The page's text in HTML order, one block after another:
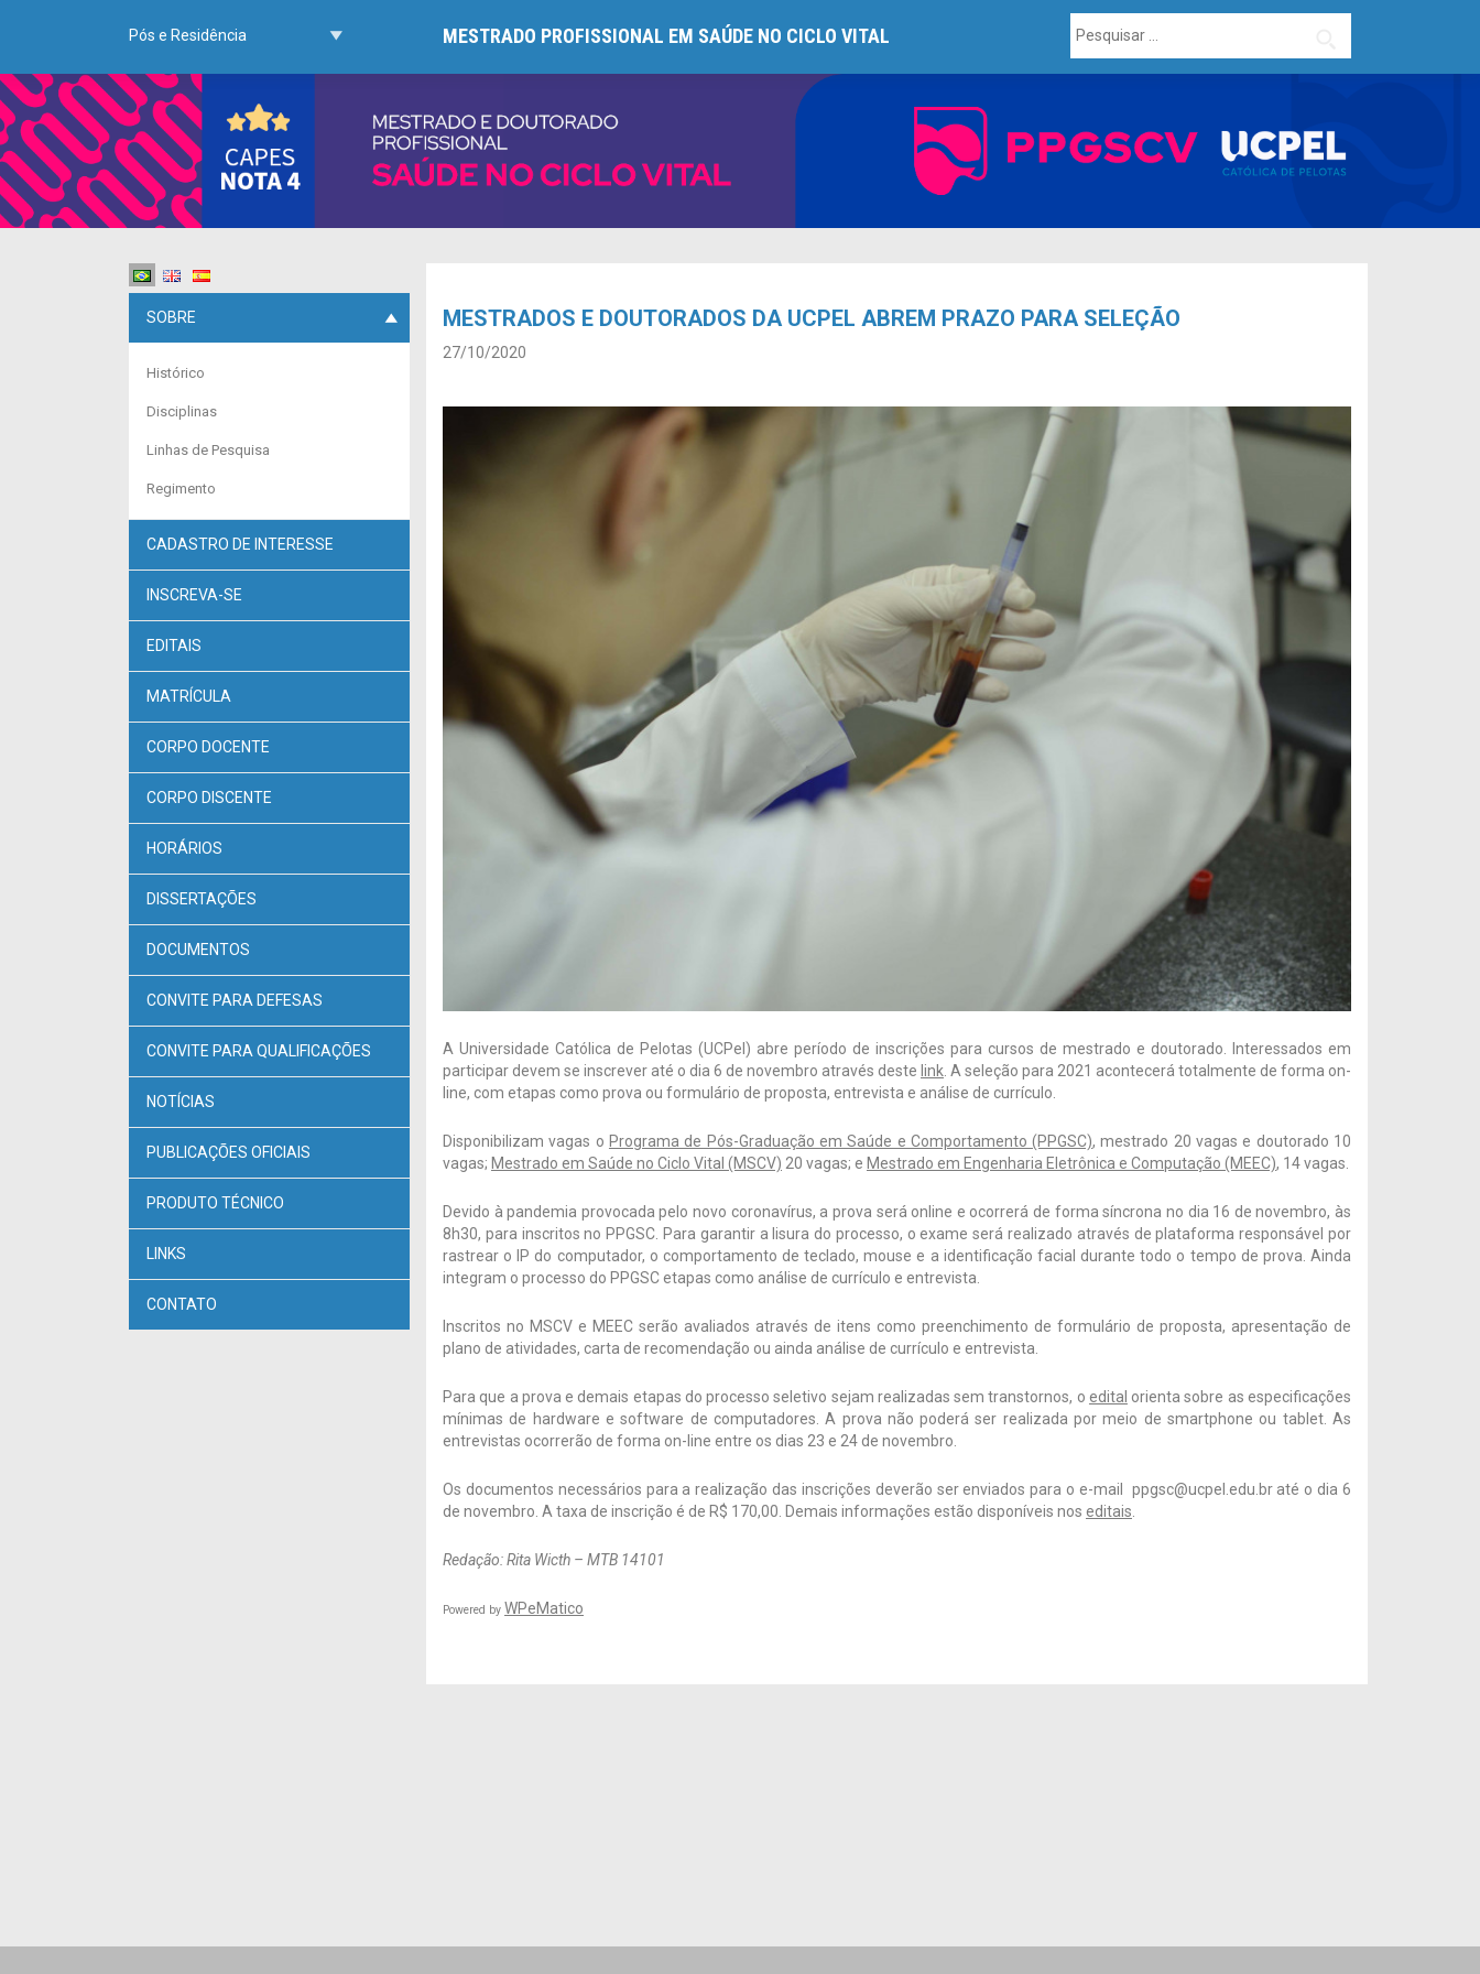
Pós e Residência MESTRADO PROFISSIONAL EM SAÚDE NO CICLO VITAL
por:
SOBRE
Histórico
Disciplinas
Linhas de Pesquisa
Regimento
CADASTRO DE INTERESSE
INSCREVA-SE
EDITAIS
MATRÍCULA
CORPO DOCENTE
CORPO DISCENTE
HORÁRIOS
DISSERTAÇÕES
DOCUMENTOS
CONVITE PARA DEFESAS
CONVITE PARA QUALIFICAÇÕES
NOTÍCIAS
PUBLICAÇÕES OFICIAIS
PRODUTO TÉCNICO
LINKS
CONTATO
MESTRADOS E DOUTORADOS DA UCPEL ABREM PRAZO PARA SELEÇÃO
27/10/2020
A Universidade Católica de Pelotas (UCPel) abre período de inscrições para cursos de mestrado e doutorado. Interessados em
participar devem se inscrever até o dia 6 de novembro através deste link . A seleção para 2021 acontecerá totalmente de forma on-
line, com etapas como prova ou formulário de proposta, entrevista e análise de currículo.
Disponibilizam vagas o Programa de Pós-Graduação em Saúde e Comportamento (PPGSC), mestrado 20 vagas e doutorado 10
vagas; Mestrado em Saúde no Ciclo Vital (MSCV) 20 vagas; e Mestrado em Engenharia Eletrônica e Computação (MEEC), 14 vagas.
Devido à pandemia provocada pelo novo coronavírus, a prova será online e ocorrerá de forma síncrona no dia 16 de novembro, às
8h30, para inscritos no PPGSC. Para garantir a lisura do processo, o exame será realizado através de plataforma responsável por
rastrear o IP do computador, o comportamento de teclado, mouse e a identificação facial durante todo o tempo de prova. Ainda
integram o processo do PPGSC etapas como análise de currículo e entrevista.
Inscritos no MSCV e MEEC serão avaliados através de itens como preenchimento de formulário de proposta, apresentação de
plano de atividades, carta de recomendação ou ainda análise de currículo e entrevista.
Para que a prova e demais etapas do processo seletivo sejam realizadas sem transtornos, o edital orienta sobre as especificações
mínimas de hardware e software de computadores. A prova não poderá ser realizada por meio de smartphone ou tablet. As
entrevistas ocorrerão de forma on-line entre os dias 23 e 24 de novembro.
Os documentos necessários para a realização das inscrições deverão ser enviados para o e-mail ppgsc@ucpel.edu.br até o dia 6
de novembro. A taxa de inscrição é de R$ 170,00. Demais informações estão disponíveis nos editais
Redação: Rita Wicth – MTB 14101
Powered by WPeMatico